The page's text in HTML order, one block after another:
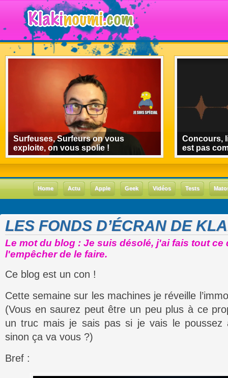
Surfeuses, Surfeurs on vous
exploite, on vous spolie !
Concours,
est pas
Home Actu Apple Geek Vidéos Tests
LES FONDS D’ÉCRAN DE
Le mot du blog : Je suis désolé, j'ai fais tout ce
l'empêcher de le faire.
Ce blog est un con !
Cette semaine sur les machines je réveille
(Vous en saurez peut être un peu plus à ce
un truc mais je sais pas si je vais le poussez
sinon ça va vous ?)
Bref :